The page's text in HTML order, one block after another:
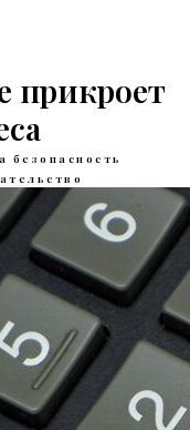
прикроет
безопасность